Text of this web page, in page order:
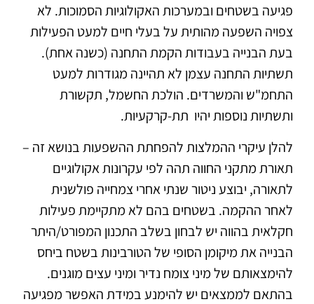
פגיעה בשטחים ובמערכות האקולוגיות הסמוכות. לא
צפויה השפעה מהותית על בעלי חיים למעט הפעילות
בעת הבנייה בעבודות הקמת התחנה (כשנה אחת).
תשתיות התחנה עצמן לא תהיינה מגודרות למעט
התחמ"ש והמשרדים. הולכת החשמל, תקשורת
ותשתיות נוספות יהיו תת-קרקעיות.
להלן עיקרי ההמלצות להפחתת ההשפעות בנושא זה –
תאורת מתקני החווה תהה לפי עקרונות אקולוגיים
לתאורה, יבוצע ניטור שנתי אחרי צמחייה פולשנית
לאחר ההקמה. בשטחים בהם לא מתקיימת פעילות
חקלאית בהווה יש לבחון בשלב התכנון המפורט/היתר
הבנייה את מיקומן הסופי של הטורבינות בשטח ביחס
להימצאותם של מיני צומח נדיר ומיני עצים מוגנים.
בהתאם לממצאים יש להימנע במידת האפשר מפגיעה